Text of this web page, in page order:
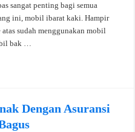
sangat penting bagi semua
ini, mobil ibarat kaki. Hampir
atas sudah menggunakan mobil
bak …
Dengan Asuransi